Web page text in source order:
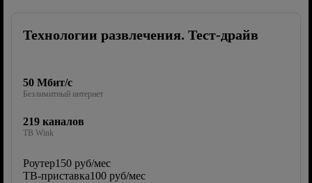
Технологии развлечения. Тест-драйв
50 Мбит/с
Безлимитный интернет
219 каналов
ТВ Wink
Роутер150 руб/мес
ТВ-приставка100 руб/мес